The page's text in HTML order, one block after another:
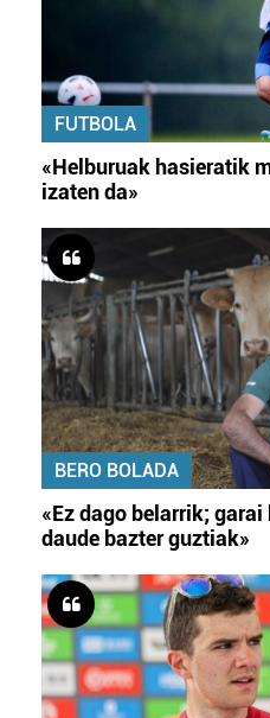
FUTBOLA
«Helburuak hasieratik
izaten da»
BERO BOLADA
«Ez dago belarrik;
daude bazter guztiak»